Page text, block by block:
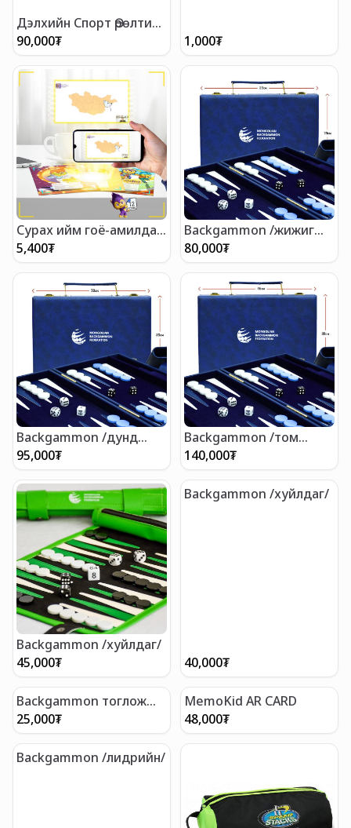
Дэлхийн Спорт Өрөлтийн
Холбооны хугацаа
хэмжигч цаг G5
90,000₮ 1,000₮
Сурах ийм гоё-амилдаг
дэвтэр /Багц 3
ширхэгтэй/ 12
хуудастай
5,400₮
Backgammon /жижиг
цүнхтэй/ 28х19 см
80,000₮
Backgammon /дунд
цүнхтэй/ 38х23 см
95,000₮
Backgammon /том
цүнхтэй/ 46х29 см
140,000₮
Backgammon /хуйлдаг/
45,000₮
Backgammon /хуйлдаг/
40,000₮
Backgammon тоглож
сурцгаая!
25,000₮
MemoKid AR CARD
48,000₮
Backgammon /лидрийн/